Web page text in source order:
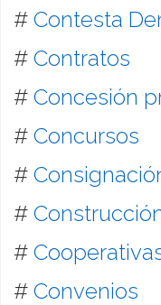
# Contesta
# Contratos
# Concesión
# Concursos
#
#
#
# Convenios